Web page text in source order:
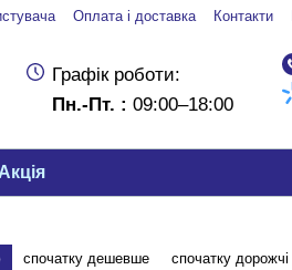
Оплата і доставка Контакти
Графік роботи:
Пн.-Пт. : 09:00–18:00
Акція
спочатку дешевше спочатку дорожчі